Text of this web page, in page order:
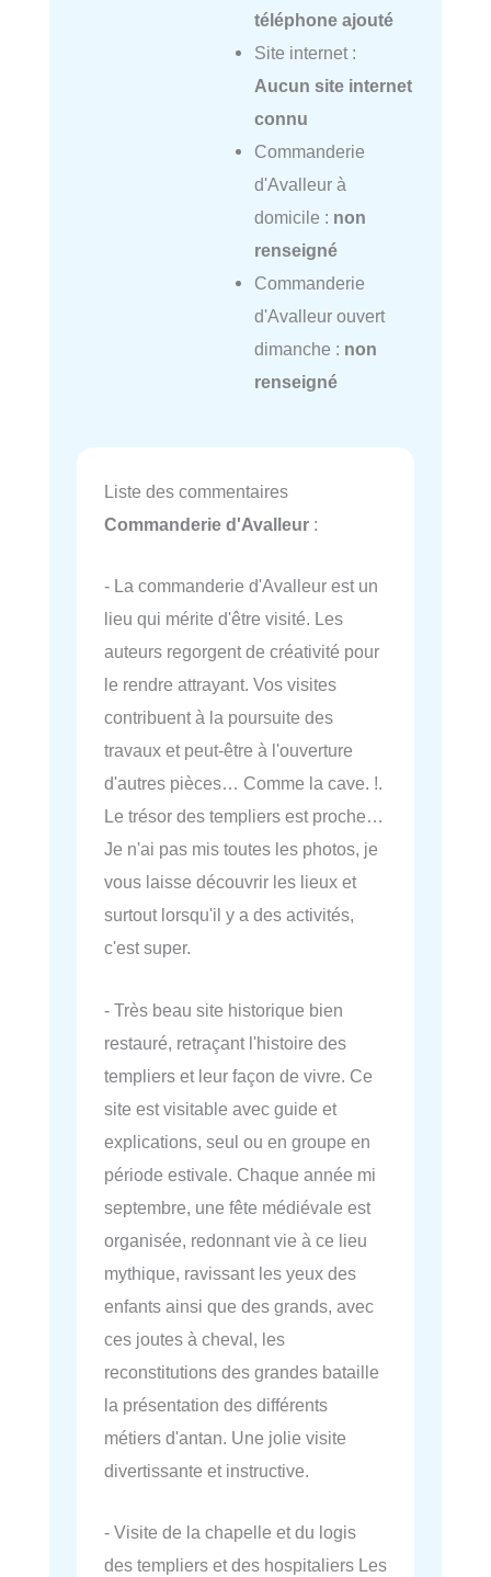
téléphone ajouté
Site internet :
Aucun site internet
connu
Commanderie
d'Avalleur à
domicile : non
renseigné
Commanderie
d'Avalleur ouvert
dimanche : non
renseigné
Liste des commentaires
Commanderie d'Avalleur :
- La commanderie d'Avalleur est un
lieu qui mérite d'être visité. Les
auteurs regorgent de créativité pour
le rendre attrayant. Vos visites
contribuent à la poursuite des
travaux et peut-être à l'ouverture
d'autres pièces… Comme la cave. !.
Le trésor des templiers est proche…
Je n'ai pas mis toutes les photos, je
vous laisse découvrir les lieux et
surtout lorsqu'il y a des activités,
c'est super.
- Très beau site historique bien
restauré, retraçant l'histoire des
templiers et leur façon de vivre. Ce
site est visitable avec guide et
explications, seul ou en groupe en
période estivale. Chaque année mi
septembre, une fête médiévale est
organisée, redonnant vie à ce lieu
mythique, ravissant les yeux des
enfants ainsi que des grands, avec
ces joutes à cheval, les
reconstitutions des grandes bataille
la présentation des différents
métiers d'antan. Une jolie visite
divertissante et instructive.
- Visite de la chapelle et du logis
des templiers et des hospitaliers Les